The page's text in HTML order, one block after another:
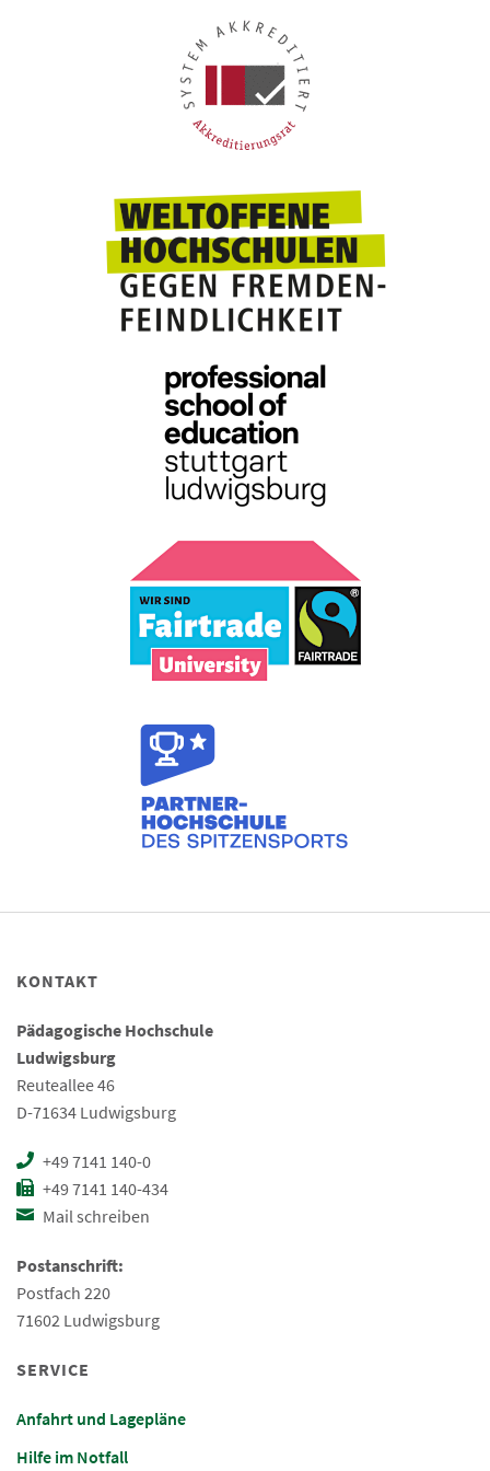
KONTAKT
Pädagogische Hochschule
Ludwigsburg
Reuteallee 46
D-71634 Ludwigsburg
+49 7141 140-0
+49 7141 140-434
Mail schreiben
Postanschrift:
Postfach 220
71602 Ludwigsburg
SERVICE
Anfahrt und Lagepläne
Hilfe im Notfall